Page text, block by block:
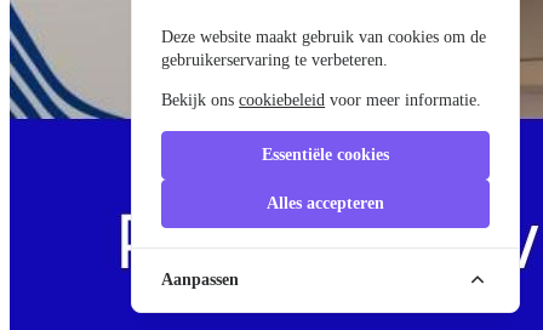
Deze website maakt gebruik van cookies om de
gebruikerservaring te verbeteren.
Bekijk onscookiebeleid voor meer informatie.
Essentiële cookies
Alles accepteren
Aanpassen